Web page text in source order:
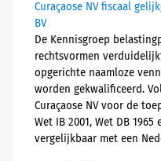
Curaçaose NV fiscaal
BV
De Kennisgroep
rechtsvormen
opgerichte naamloze
worden gekwalificeerd.
Curaçaose NV voor de
Wet IB 2001, Wet DB
vergelijkbaar met een